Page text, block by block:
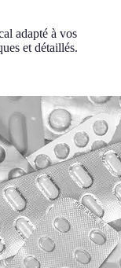
adapté à vos
et détaillés.